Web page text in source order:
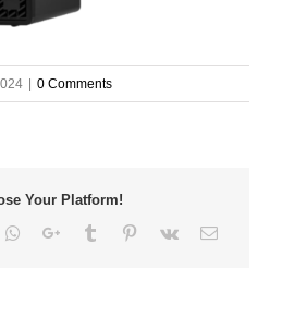
0 Comments
Your Platform!
Whatsapp
Google+Tumblr Pinterest
Vk Email